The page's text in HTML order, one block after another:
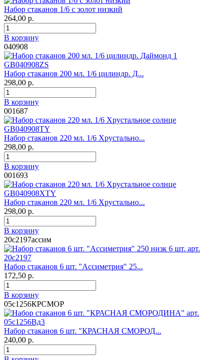
Набор стаканов 1/6 с золот низкий
264,00 р.
В корзину
040908
Набор стаканов 200 мл. 1/6 цилиндр. Д...
298,00 р.
В корзину
001687
Набор стаканов 220 мл. 1/6 Хрустально...
298,00 р.
В корзину
001693
Набор стаканов 220 мл. 1/6 Хрустально...
298,00 р.
В корзину
20с2197ассим
Набор стаканов 6 шт. "Ассиметрия" 25...
172,50 р.
В корзину
05с1256КРСМОР
Набор стаканов 6 шт. "КРАСНАЯ СМОРОД...
240,00 р.